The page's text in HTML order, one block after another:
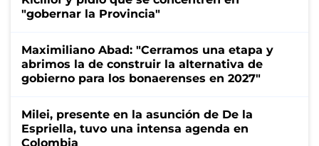
"gobernar la Provincia"
Maximiliano Abad: "Cerramos una etapa y
abrimos la de construir la alternativa de
gobierno para los bonaerenses en 2027"
Milei, presente en la asunción de De la
Espriella, tuvo una intensa agenda en
Colombia